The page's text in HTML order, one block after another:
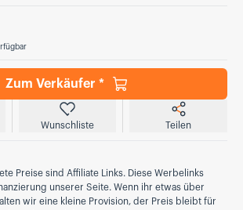
Zum Verkäufer *
Wunschliste Teilen
Preise sind Affiliate Links. Diese Werbelinks
unserer Seite. Wenn ihr etwas über
wir eine kleine Provision, der Preis bleibt für